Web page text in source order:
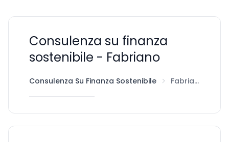
Consulenza su finanza
sostenibile - Fabriano
Consulenza Su Finanza Sostenibile Fabriano